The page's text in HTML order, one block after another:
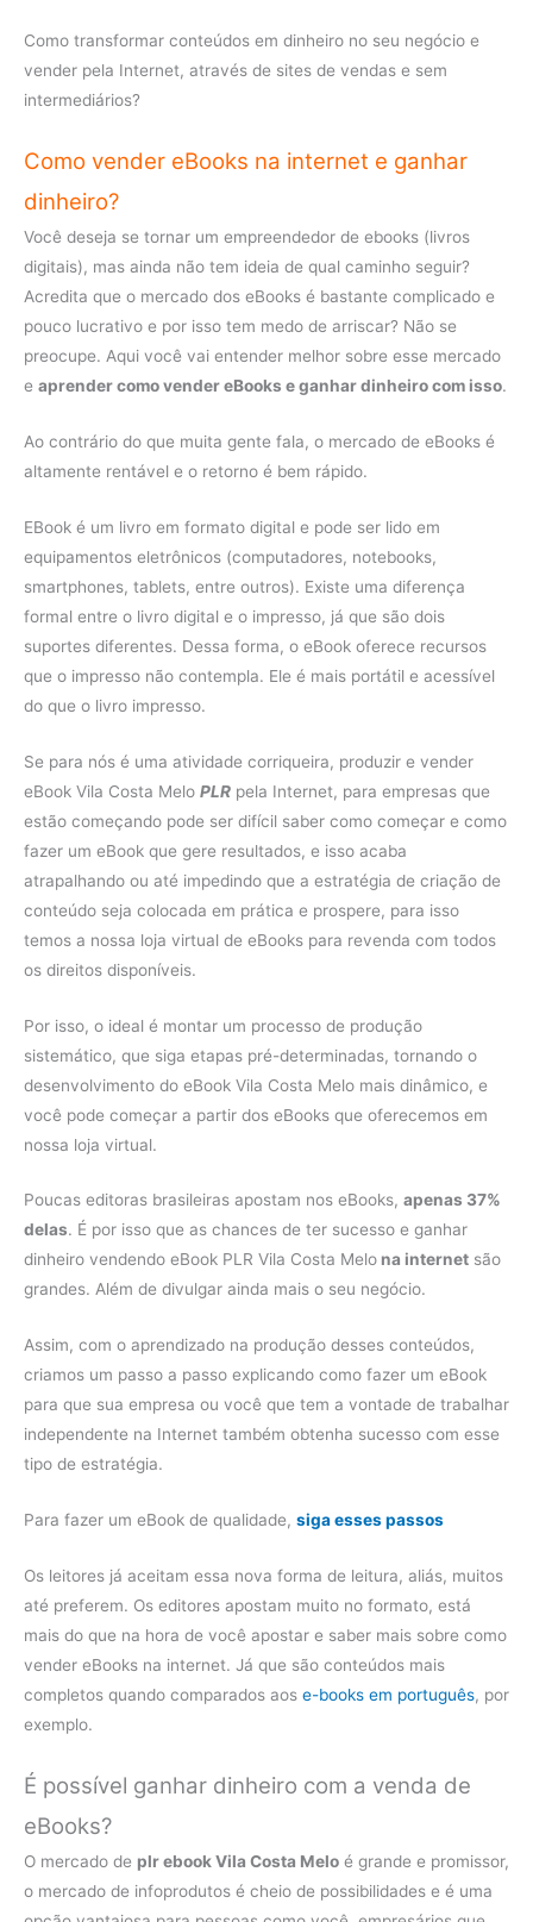
Como transformar conteúdos em dinheiro no seu negócio e
vender pela Internet, através de sites de vendas e sem
intermediários?
Como vender eBooks na internet e ganhar
dinheiro?
Você deseja se tornar um empreendedor de ebooks (livros
digitais), mas ainda não tem ideia de qual caminho seguir?
Acredita que o mercado dos eBooks é bastante complicado e
pouco lucrativo e por isso tem medo de arriscar? Não se
preocupe. Aqui você vai entender melhor sobre esse mercado
e aprender como vender eBooks e ganhar dinheiro com isso.
Ao contrário do que muita gente fala, o mercado de eBooks é
altamente rentável e o retorno é bem rápido.
EBook é um livro em formato digital e pode ser lido em
equipamentos eletrônicos (computadores, notebooks,
smartphones, tablets, entre outros). Existe uma diferença
formal entre o livro digital e o impresso, já que são dois
suportes diferentes. Dessa forma, o eBook oferece recursos
que o impresso não contempla. Ele é mais portátil e acessível
do que o livro impresso.
Se para nós é uma atividade corriqueira, produzir e vender
eBook Vila Costa Melo PLR pela Internet, para empresas que
estão começando pode ser difícil saber como começar e como
fazer um eBook que gere resultados, e isso acaba
atrapalhando ou até impedindo que a estratégia de criação de
conteúdo seja colocada em prática e prospere, para isso
temos a nossa loja virtual de eBooks para revenda com todos
os direitos disponíveis.
Por isso, o ideal é montar um processo de produção
sistemático, que siga etapas pré-determinadas, tornando o
desenvolvimento do eBook Vila Costa Melo mais dinâmico, e
você pode começar a partir dos eBooks que oferecemos em
nossa loja virtual.
Poucas editoras brasileiras apostam nos eBooks, apenas 37%
delas. É por isso que as chances de ter sucesso e ganhar
dinheiro vendendo eBook PLR Vila Costa Melo na internet são
grandes. Além de divulgar ainda mais o seu negócio.
Assim, com o aprendizado na produção desses conteúdos,
criamos um passo a passo explicando como fazer um eBook
para que sua empresa ou você que tem a vontade de trabalhar
independente na Internet também obtenha sucesso com esse
tipo de estratégia.
Para fazer um eBook de qualidade, siga esses passos
Os leitores já aceitam essa nova forma de leitura, aliás, muitos
até preferem. Os editores apostam muito no formato, está
mais do que na hora de você apostar e saber mais sobre como
vender eBooks na internet. Já que são conteúdos mais
completos quando comparados aos e-books em português, por
exemplo.
É possível ganhar dinheiro com a venda de
eBooks?
O mercado de plr ebook Vila Costa Melo é grande e promissor,
o mercado de infoprodutos é cheio de possibilidades e é uma